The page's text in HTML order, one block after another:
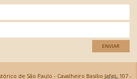
ENVIAR
de São Paulo - Cavalheiro Basílio Jafet, 107 -